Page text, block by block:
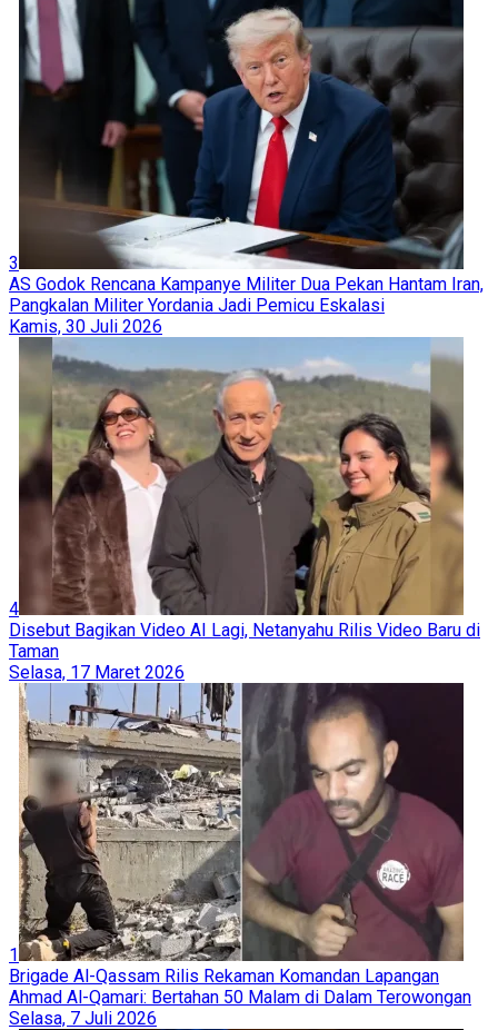
3
AS Godok Rencana Kampanye Militer Dua Pekan Hantam Iran,
Pangkalan Militer Yordania Jadi Pemicu Eskalasi
Kamis, 30 Juli 2026
4
Disebut Bagikan Video AI Lagi, Netanyahu Rilis Video Baru di
Taman
Selasa, 17 Maret 2026
1
Brigade Al-Qassam Rilis Rekaman Komandan Lapangan
Ahmad Al-Qamari: Bertahan 50 Malam di Dalam Terowongan
Selasa, 7 Juli 2026